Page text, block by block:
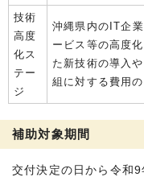
技術
高度
化ス
テー
ジ
沖縄県内のIT企
ービス等の高度
た新技術の導入
組に対する費用
補助対象期間
交付決定の日から令和